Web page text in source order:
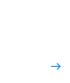
east